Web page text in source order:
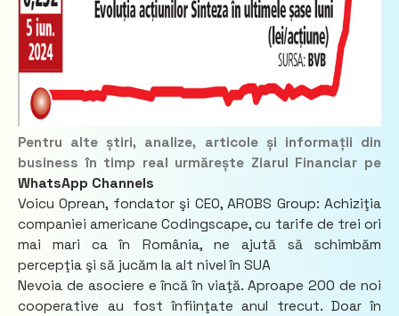
Pentru alte știri, analize, articole și informații din
business în timp real urmărește Ziarul Financiar pe
WhatsApp Channels
Voicu Oprean, fondator şi CEO, AROBS Group: Achiziţia
companiei americane Codingscape, cu tarife de trei ori
mai mari ca în România, ne ajută să schimbăm
percepţia şi să jucăm la alt nivel în SUA
Nevoia de asociere e încă în viaţă. Aproape 200 de noi
cooperative au fost înfiinţate anul trecut. Doar în